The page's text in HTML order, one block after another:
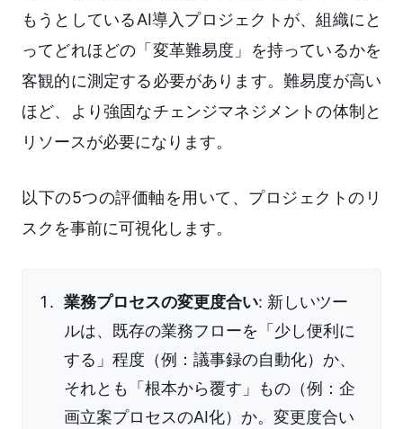
もうとしているAI導入プロジェクトが、組織にと
ってどれほどの「変革難易度」を持っているかを
客観的に測定する必要があります。難易度が高い
ほど、より強固なチェンジマネジメントの体制と
リソースが必要になります。
以下の5つの評価軸を用いて、プロジェクトのリ
スクを事前に可視化します。
業務プロセスの変更度合い: 新しいツー
ルは、既存の業務フローを「少し便利に
する」程度（例：議事録の自動化）か、
それとも「根本から覆す」もの（例：企
画立案プロセスのAI化）か。変更度合い